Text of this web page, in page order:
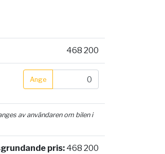
468 200
Ange
av användaren om bilen i
pris: 468 200